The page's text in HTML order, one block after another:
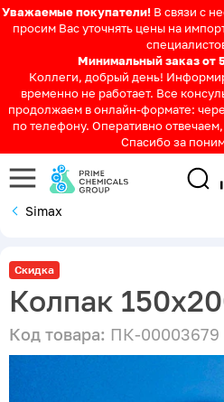
Уважаемые покупатели! В связи с
просим Вас уточнять цены на
Минимальный заказ от
Коллеги, добрый день!
временно не работает. Все
продолжаем в онлайн-формате:
по телефону. Оперативно
Спасибо за
Simax
Скидка
Колпак
Код товара: ПК-00003679